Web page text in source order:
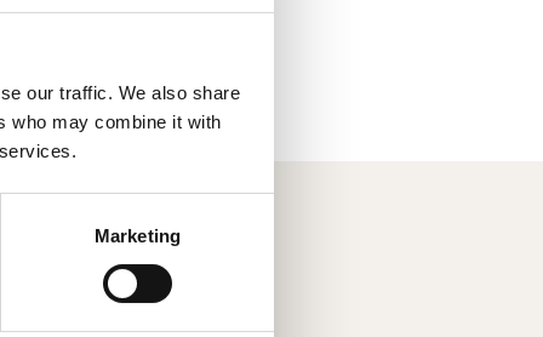
our traffic. We also share
who may combine it with
Marketing